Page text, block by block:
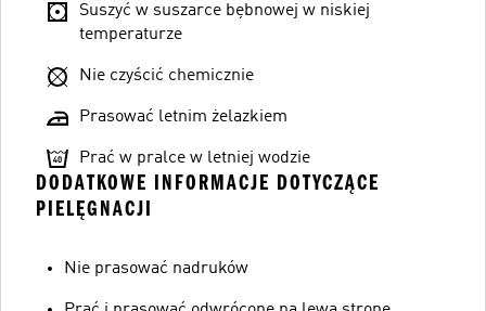
Suszyć w suszarce bębnowej w niskiej
temperaturze
Nie czyścić chemicznie
Prasować letnim żelazkiem
Prać w pralce w letniej wodzie
DODATKOWE INFORMACJE DOTYCZĄCE
PIELĘGNACJI
Nie prasować nadruków